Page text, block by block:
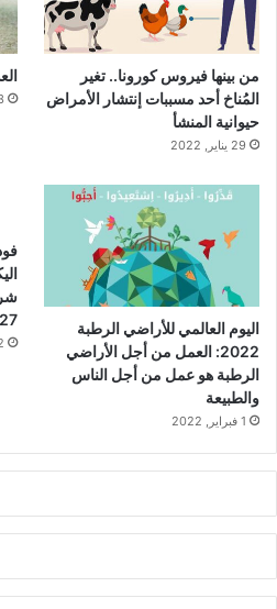
من بينها فيروس كورونا.. تغير
المُناخ أحد مسببات إنتشار الأمراض
حيوانية المنشأ
29 يناير, 2022
13
اليوم العالمي للأراضي الرطبة
2022: العمل من أجل الأراضي
الرطبة هو عمل من أجل الناس
والطبيعة
1 فبراير, 2022
27
12